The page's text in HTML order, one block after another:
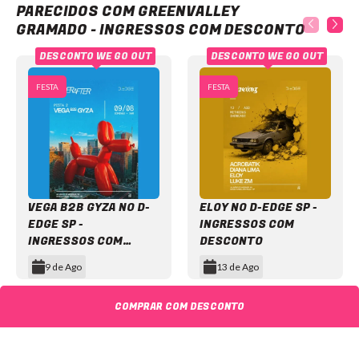
COMPRAR COM DESCONTO
PARECIDOS COM GREENVALLEY
GRAMADO - INGRESSOS COM DESCONTO
FESTA
VEGA B2B GYZA NO D-
EDGE SP -
INGRESSOS COM
DESCONTO
9 de Ago
DESCONTO WE GO OUT
FESTA
ELOY NO D-EDGE SP -
INGRESSOS COM
DESCONTO
13 de Ago
DESCONTO WE GO OUT
Item